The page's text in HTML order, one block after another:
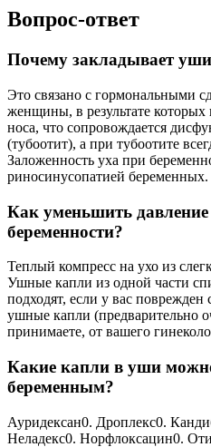
Вопрос-ответ
Почему закладывает
Это связано с гормональными
женщины, в результате которых
носа, что сопровождается
(тубоотит), а при тубоотите
Заложенность уха при
риносинусопатией беременных.
Как уменьшить
беременности?
Теплый компресс на ухо из
Ушные капли из одной части
подходят, если у вас
ушные капли (предварительно
принимаете, от вашего
Какие капли в уши
беременным?
Ауридексан0. Дроплекс0.
Неладекс0. Норфлоксацин0.